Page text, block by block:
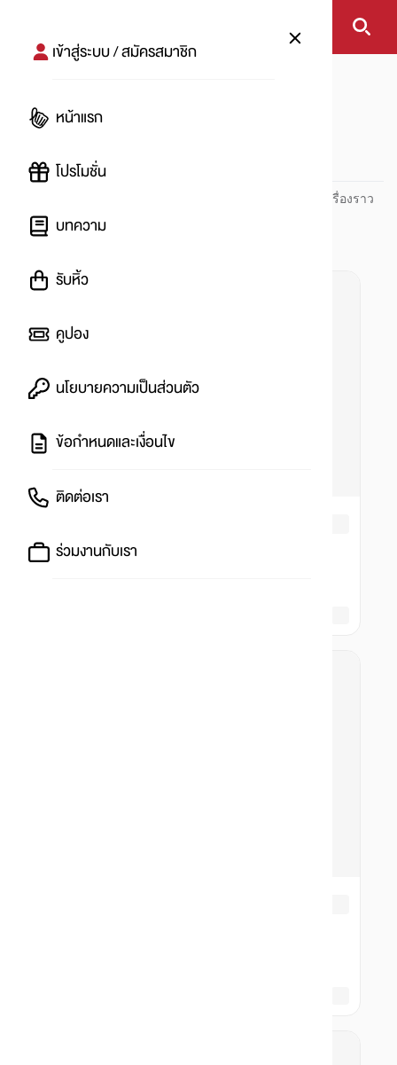
เข้าสู่ระบบ / สมัครสมาชิก
หน้าแรก
โปรโมชั่น
บทความ
รับหิ้ว
คูปอง
นโยบายความเป็นส่วนตัว
ข้อกำหนดและเงื่อนไข
ติดต่อเรา
ร่วมงานกับเรา
#
ปันโปร PUNPRO ที่ 1 ด้านโปรโมชัน อัปเดตและติดตามทุกเรื่องราว
โปรโมชัน